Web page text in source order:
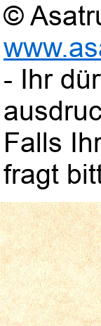
©
- Ihr
Falls
fragt